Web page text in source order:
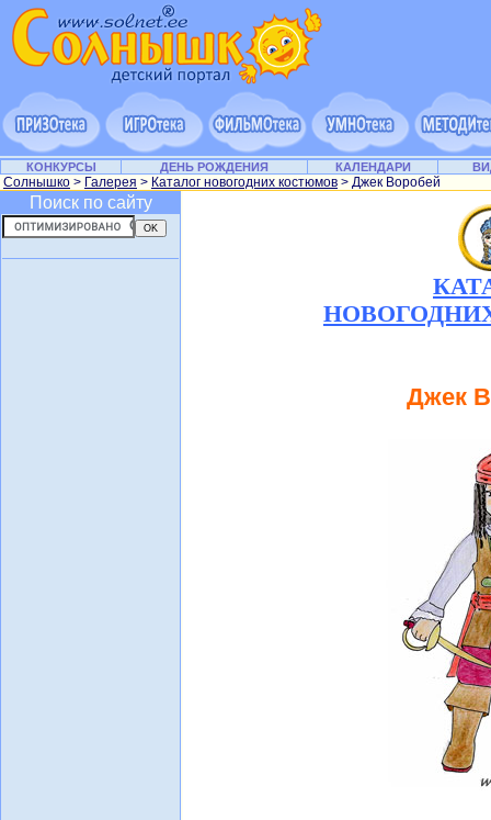
КОНКУРСЫ ДЕНЬ РОЖДЕНИЯ КАЛЕНДАРИ
Солнышко > Галерея > Каталог новогодних костюмов > Джек Воробей
Поиск по сайту
Джек